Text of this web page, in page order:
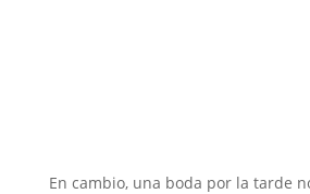
En cambio, una boda por la tarde